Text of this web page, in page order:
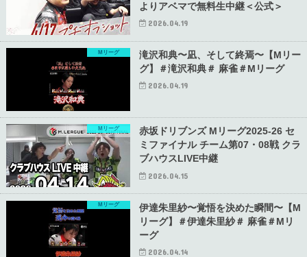
よりアベマで無料生中継＜公式＞
2026.04.19
Mリーグ
滝沢和典〜凪、そして終焉〜【Mリー
グ】＃滝沢和典＃ 麻雀＃Mリーグ
2026.04.19
Mリーグ
赤坂ドリブンズ Mリーグ2025-26 セ
ミファイナル チーム第07・08戦 クラ
ブハウスLIVE中継
2026.04.15
Mリーグ
伊達朱里紗〜覚悟を決めた瞬間〜【M
リーグ】＃伊達朱里紗＃ 麻雀＃Mリ
ーグ
2026.04.14